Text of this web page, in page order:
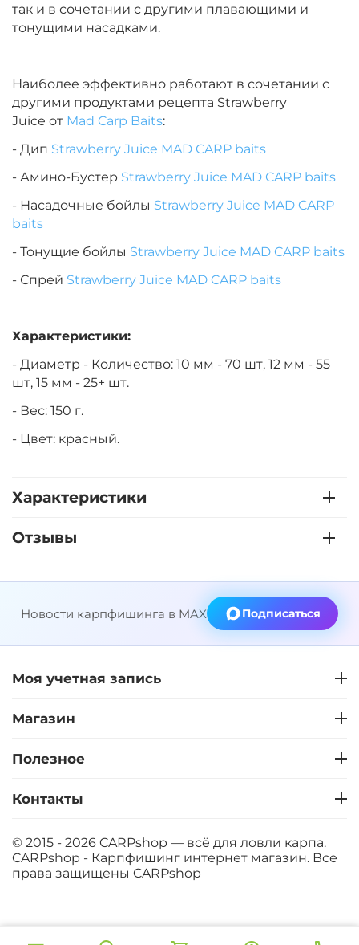
так и в сочетании с другими плавающими и
тонущими насадками.
Наиболее эффективно работают в сочетании с
другими продуктами рецепта Strawberry
Juice от Mad Carp Baits:
- Дип Strawberry Juice MAD CARP baits
- Амино-Бустер Strawberry Juice MAD CARP baits
- Насадочные бойлы Strawberry Juice MAD CARP
baits
- Тонущие бойлы Strawberry Juice MAD CARP baits
- Спрей Strawberry Juice MAD CARP baits
Характеристики:
- Диаметр - Количество: 10 мм - 70 шт, 12 мм - 55
шт, 15 мм - 25+ шт.
- Вес: 150 г.
- Цвет: красный.
Характеристики
Отзывы
Новости карпфишинга в MAX Подписаться
Моя учетная запись
Магазин
Полезное
Контакты
© 2015 - 2026 CARPshop — всё для ловли карпа.
CARPshop - Карпфишинг интернет магазин. Все
права защищены CARPshop